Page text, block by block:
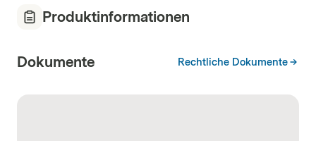
Produktinformationen
Dokumente Rechtliche Dokumente